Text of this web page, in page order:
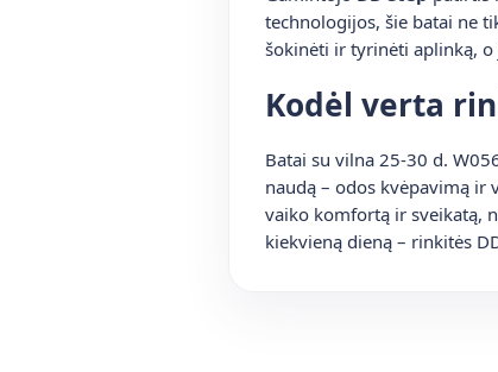
technologijos, šie batai ne
šokinėti ir tyrinėti aplinką,
Kodėl verta
Batai su vilna 25-30 d.
naudą – odos kvėpavimą ir
vaiko komfortą ir sveikatą,
kiekvieną dieną – rinkitės